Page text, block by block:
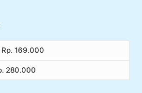
169.000
280.000